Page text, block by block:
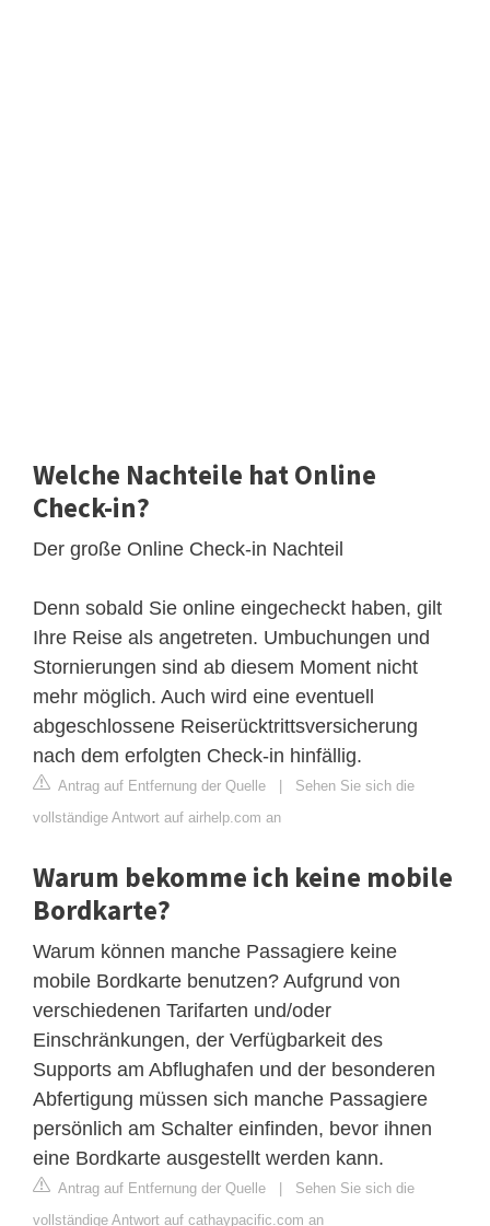
Welche Nachteile hat Online
Check-in?
Der große Online Check-in Nachteil
Denn sobald Sie online eingecheckt haben, gilt
Ihre Reise als angetreten. Umbuchungen und
Stornierungen sind ab diesem Moment nicht
mehr möglich. Auch wird eine eventuell
abgeschlossene Reiserücktrittsversicherung
nach dem erfolgten Check-in hinfällig.
Antrag auf Entfernung der Quelle | Sehen Sie sich die
vollständige Antwort auf airhelp.com an
Warum bekomme ich keine mobile
Bordkarte?
Warum können manche Passagiere keine
mobile Bordkarte benutzen? Aufgrund von
verschiedenen Tarifarten und/oder
Einschränkungen, der Verfügbarkeit des
Supports am Abflughafen und der besonderen
Abfertigung müssen sich manche Passagiere
persönlich am Schalter einfinden, bevor ihnen
eine Bordkarte ausgestellt werden kann.
Antrag auf Entfernung der Quelle | Sehen Sie sich die
vollständige Antwort auf cathaypacific.com an